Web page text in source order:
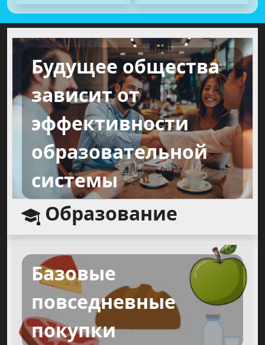
Будущее общества
зависит от
эффективности
образовательной
системы
Образование
Базовые
повседневные
покупки